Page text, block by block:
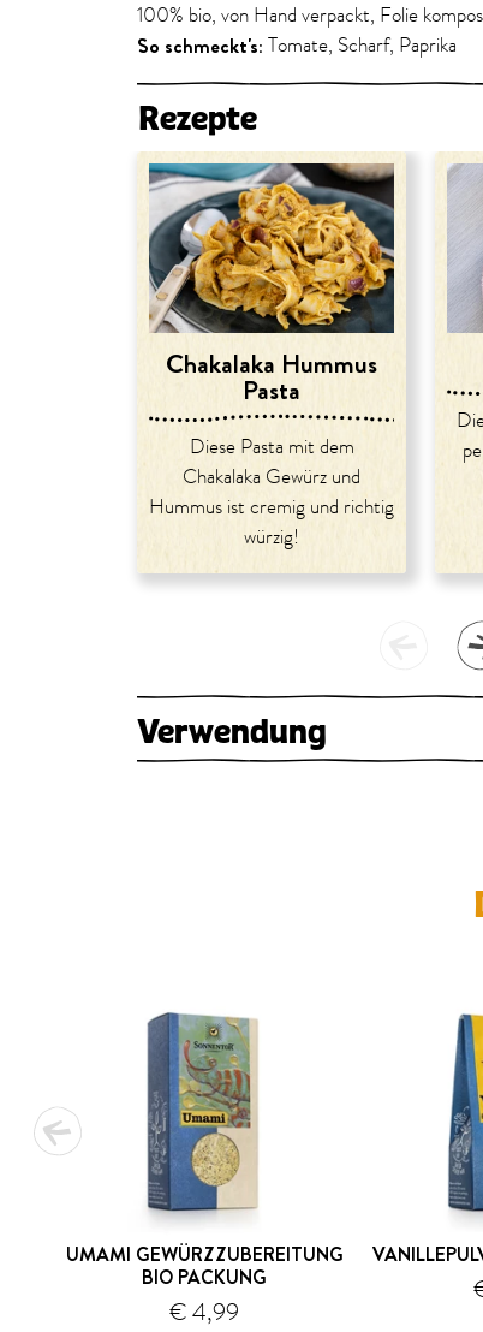
100% bio, von Hand verpackt, Folie
So schmeckt's: Tomate, Scharf, Paprika
Rezepte
Chakalaka Hummus
Pasta
Diese Pasta mit dem
Chakalaka Gewürz und
Hummus ist cremig und richtig
würzig!
Verwendung
UMAMI GEWÜRZZUBEREITUNG
BIO PACKUNG
€ 4,99Versand